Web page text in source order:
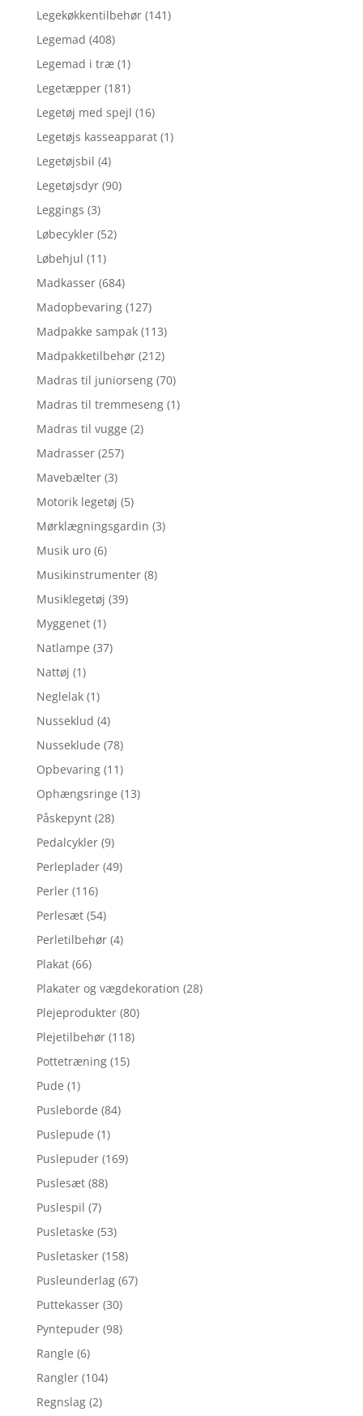
Legekøkkentilbehør (141)
Legemad (408)
Legemad i træ (1)
Legetæpper (181)
Legetøj med spejl (16)
Legetøjs kasseapparat (1)
Legetøjsbil (4)
Legetøjsdyr (90)
Leggings (3)
Løbecykler (52)
Løbehjul (11)
Madkasser (684)
Madopbevaring (127)
Madpakke sampak (113)
Madpakketilbehør (212)
Madras til juniorseng (70)
Madras til tremmeseng (1)
Madras til vugge (2)
Madrasser (257)
Mavebælter (3)
Motorik legetøj (5)
Mørklægningsgardin (3)
Musik uro (6)
Musikinstrumenter (8)
Musiklegetøj (39)
Myggenet (1)
Natlampe (37)
Nattøj (1)
Neglelak (1)
Nusseklud (4)
Nusseklude (78)
Opbevaring (11)
Ophængsringe (13)
Påskepynt (28)
Pedalcykler (9)
Perleplader (49)
Perler (116)
Perlesæt (54)
Perletilbehør (4)
Plakat (66)
Plakater og vægdekoration (28)
Plejeprodukter (80)
Plejetilbehør (118)
Pottetræning (15)
Pude (1)
Pusleborde (84)
Puslepude (1)
Puslepuder (169)
Puslesæt (88)
Puslespil (7)
Pusletaske (53)
Pusletasker (158)
Pusleunderlag (67)
Puttekasser (30)
Pyntepuder (98)
Rangle (6)
Rangler (104)
Regnslag (2)